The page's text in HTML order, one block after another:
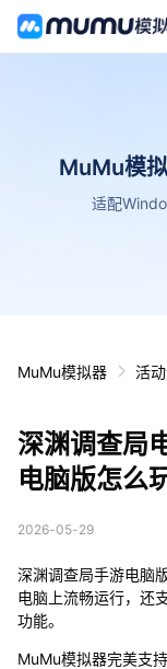
MuMu模
适配
MuMu模拟器 活
深渊调查局
电脑版怎么
2026-05-29
深渊调查局手游电脑
电脑上流畅运行，还
功能。
MuMu模拟器完美支